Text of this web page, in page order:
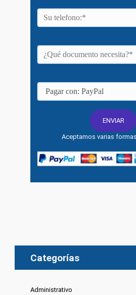
Aceptamos varias
Categorías
Administrativo